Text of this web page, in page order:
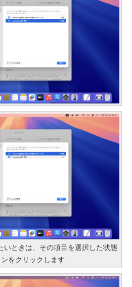
いときは、その項目を選択した状態
をクリックします